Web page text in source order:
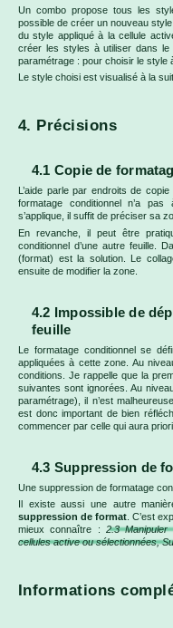
Un combo propose tous les
possible de créer un nouveau
du style appliqué à la cellule
créer les styles à utiliser dans le
paramétrage : pour choisir le style
Le style choisi est visualisé à la
4. Précisions
4.1 Copie de
L’aide parle par endroits de
formatage conditionnel n’a
s’applique, il suffit de préciser sa
En revanche, il peut être
conditionnel d’une autre feuille.
(format) est la solution. Le
ensuite de modifier la zone.
4.2 Impossible de
feuille
Le formatage conditionnel se
appliquées à cette zone. Au
conditions. Je rappelle que la
suivantes sont ignorées. Au
paramétrage), il n’est
est donc important de bien
commencer par celle qui aura
4.3 Suppression de
Une suppression de formatage
Il existe aussi une autre
suppression de format . C’est
mieux connaître :2.3
cellules active ou sélectionnées,
Informations